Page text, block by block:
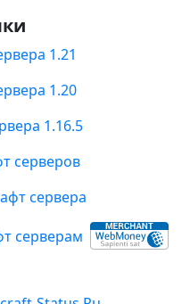
1.21
1.20
1.16.5
серверов
сервера